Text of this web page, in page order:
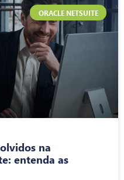
ORACLE NETSUITE
na
entenda as